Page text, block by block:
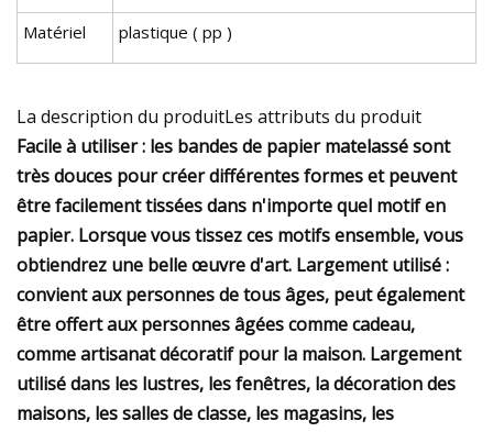
Matériel plastique ( pp )
La description du produitLes attributs du produit
Facile à utiliser : les bandes de papier matelassé sont
très douces pour créer différentes formes et peuvent
être facilement tissées dans n'importe quel motif en
papier. Lorsque vous tissez ces motifs ensemble, vous
obtiendrez une belle œuvre d'art. Largement utilisé :
convient aux personnes de tous âges, peut également
être offert aux personnes âgées comme cadeau,
comme artisanat décoratif pour la maison. Largement
utilisé dans les lustres, les fenêtres, la décoration des
maisons, les salles de classe, les magasins, les